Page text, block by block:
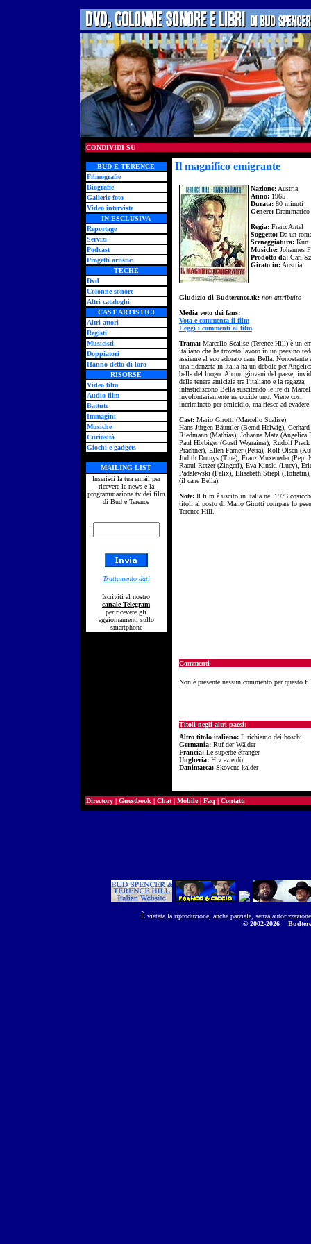
CONDIVIDI SU
BUD E TERENCE
Filmografie
Biografie
Gallerie foto
Video interviste
IN ESCLUSIVA
Reportage
Servizi
Podcast
Progetti artistici
TECHE
Dvd
Colonne sonore
Altri cataloghi
CAST ARTISTICI
Altri attori
Registi
Musicisti
Doppiatori
Hanno detto di loro
RISORSE
Video film
Audio film
Battute
Immagini
Musiche
Curiosità
Giochi e gadgets
MAILING LIST
Inserisci la tua email per
ricevere le news e la
programmazione tv dei film
di Bud e Terence
Trattamento dati
Iscriviti al nostro
canale Telegram
per ricevere gli
aggiornamenti sullo
smartphone
Il magnifico emigrante
Nazione: Austria
Anno: 1965
Durata: 80 minuti
Genere: Drammatico
Regia: Franz Antel
Soggetto: Da un
Sceneggiatura: Kurt
Musiche: Johannes
Prodotto da: Carl
Girato in: Austria
Giudizio di Budterence.tk: non attribuito
Media voto dei fans:
Vota e commenta il film
Leggi i commenti al film
Trama: Marcello Scalise (Terence Hill) è un
italiano che ha trovato lavoro in un paesino
assieme al suo adorato cane Bella. Nonostante
una fidanzata in Italia ha un debole per
bella del luogo. Alcuni giovani del paese,
della tenera amicizia tra l'italiano e la ragazza,
infastidiscono Bella suscitando le ire di
involontariamente ne uccide uno. Viene così
incriminato per omicidio, ma riesce ad
Cast: Mario Girotti (Marcello Scalise)
Hans Jürgen Bäumler (Bernd Helwig), Gerhard
Riedmann (Mathias), Johanna Matz (Angelica
Paul Hörbiger (Gustl Wegrainer), Rudolf
Prachner), Ellen Farner (Petra), Rolf Olsen
Judith Dornys (Tina), Franz Muxeneder (Pepi
Raoul Retzer (Zingerl), Eva Kinski (Lucy),
Padalewski (Felix), Elisabeth Stiepl
(il cane Bella).
Note: Il film è uscito in Italia nel 1973
titoli al posto di Mario Girotti compare lo
Terence Hill.
Commenti
Non è presente nessun commento per questo
Titoli negli altri paesi:
Altro titolo italiano: Il richiamo dei boschi
Germania: Ruf der Wälder
Francia: Le superbe étranger
Ungheria: Hív az erdő
Danimarca: Skovene kalder
Directory | Guestbook | Chat | Mobile| Faq | Contatti
È vietata la riproduzione, anche parziale, senza
© 2002-2026